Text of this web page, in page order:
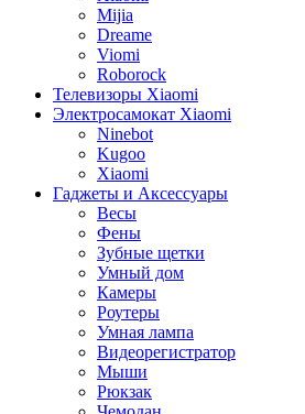
Mijia
Dreame
Viomi
Roborock
Телевизоры Xiaomi
Электросамокат Xiaomi
Ninebot
Kugoo
Xiaomi
Гаджеты и Аксессуары
Весы
Фены
Зубные щетки
Умный дом
Камеры
Роутеры
Умная лампа
Видеорегистратор
Мыши
Рюкзак